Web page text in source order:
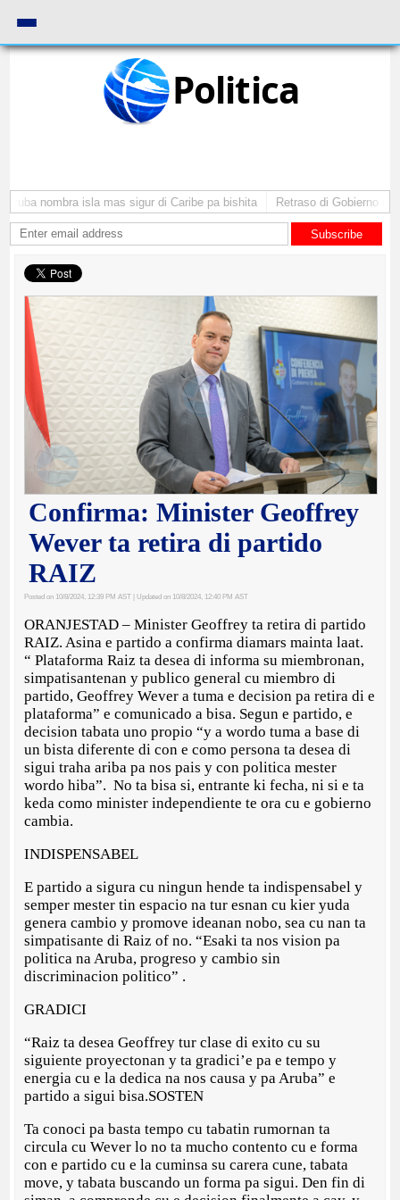
Politica
nombra isla mas sigur di Caribe pa bishita Retraso di Gobierno ta
Subscribe
Confirma: Minister Geoffrey
Wever ta retira di partido
RAIZ
Posted on 10/8/2024, 12:39 PM AST | Updated on 10/8/2024, 12:40 PM AST
ORANJESTAD – Minister Geoffrey ta retira di partido
RAIZ. Asina e partido a confirma diamars mainta laat.
“ Plataforma Raiz ta desea di informa su miembronan,
simpatisantenan y publico general cu miembro di
partido, Geoffrey Wever a tuma e decision pa retira di e
plataforma” e comunicado a bisa. Segun e partido, e
decision tabata uno propio “y a wordo tuma a base di
un bista diferente di con e como persona ta desea di
sigui traha ariba pa nos pais y con politica mester
wordo hiba”. No ta bisa si, entrante ki fecha, ni si e ta
keda como minister independiente te ora cu e gobierno
cambia.
INDISPENSABEL
E partido a sigura cu ningun hende ta indispensabel y
semper mester tin espacio na tur esnan cu kier yuda
genera cambio y promove ideanan nobo, sea cu nan ta
simpatisante di Raiz of no. “Esaki ta nos vision pa
politica na Aruba, progreso y cambio sin
discriminacion politico” .
GRADICI
“Raiz ta desea Geoffrey tur clase di exito cu su
siguiente proyectonan y ta gradici’e pa e tempo y
energia cu e la dedica na nos causa y pa Aruba” e
partido a sigui bisa.SOSTEN
Ta conoci pa basta tempo cu tabatin rumornan ta
circula cu Wever lo no ta mucho contento cu e forma
con e partido cu e la cuminsa su carera cune, tabata
move, y tabata buscando un forma pa sigui. Den fin di